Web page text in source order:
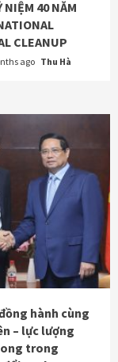
NIỆM 40 NĂM
CLEANUP
ago Thu Hà
đồng hành cùng
– lực lượng
trong